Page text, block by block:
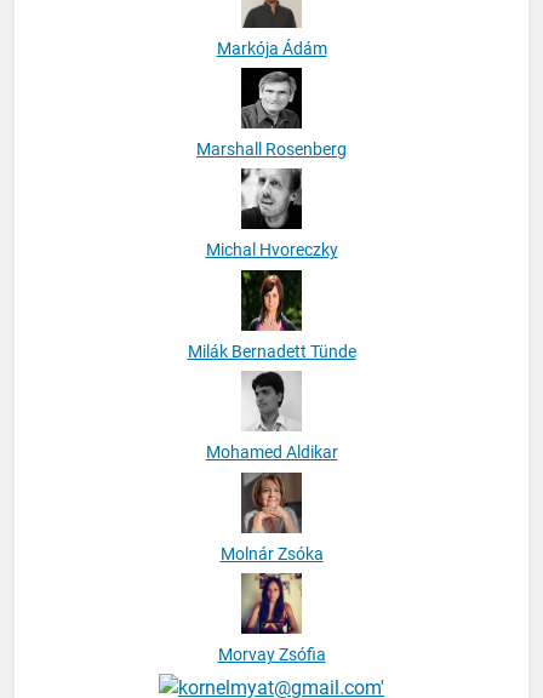
Markója Ádám
Marshall Rosenberg
Michal Hvoreczky
Milák Bernadett Tünde
Mohamed Aldikar
Molnár Zsóka
Morvay Zsófia